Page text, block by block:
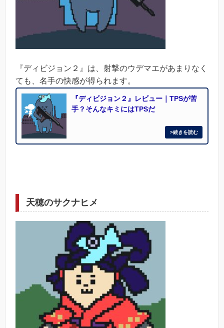
『ディビジョン２』は、射撃のウデマエがあまりなく
ても、名手の快感が得られます。
『ディビジョン２』レビュー｜TPSが苦
手？そんなキミにはTPSだ
天穂のサクナヒメ